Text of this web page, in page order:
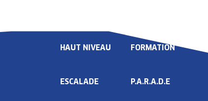
HAUT NIVEAU
ESCALADE
FORMATION
P.A.R.A.D.E